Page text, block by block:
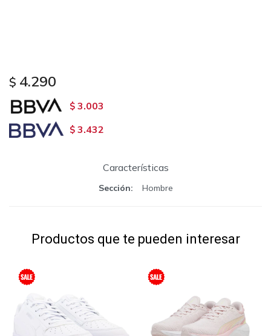
$ 4.290
$ 3.003
$ 3.432
Características
Sección Hombre
Productos que te pueden interesar